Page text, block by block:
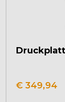
€ 349,94